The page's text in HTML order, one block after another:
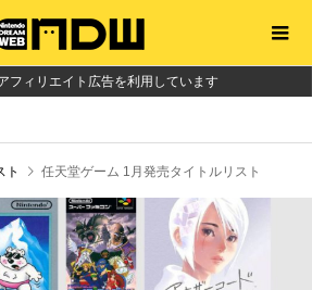
フィリエイト広告を利用しています
ト 任天堂ゲーム 1月発売タイトルリスト